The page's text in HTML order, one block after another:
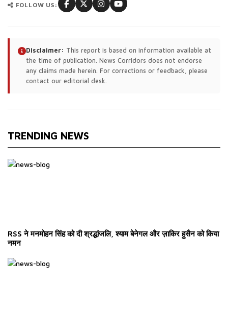
FOLLOW US:
Disclaimer: This report is based on information available at
the time of publication. News Corridors does not endorse
any claims made herein. For corrections or feedback, please
contact our editorial desk.
TRENDING NEWS
RSS ने मनमोहन सिंह को दी श्रद्धांजलि, श्याम बेनेगल और ज़ाकिर हुसैन को किया
नमन